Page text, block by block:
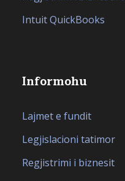
Intuit QuickBooks
Informohu
Lajmet e fundit
Legjislacioni tatimor
Regjistrimi i biznesit